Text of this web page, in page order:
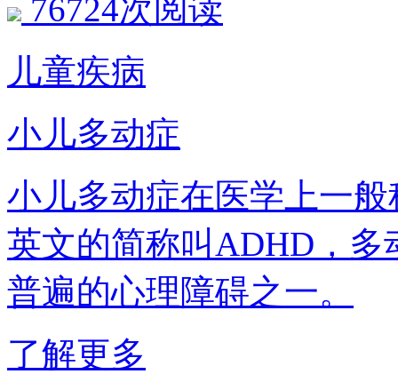
76724次阅读
儿童疾病
小儿多动症
小儿多动症在医学上一
英文的简称叫ADHD，
普遍的心理障碍之一。
了解更多